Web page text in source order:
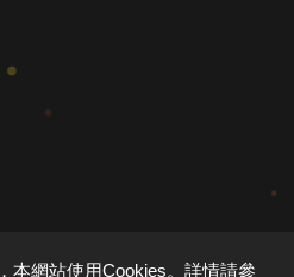
本網站使用Cookies。詳情請參